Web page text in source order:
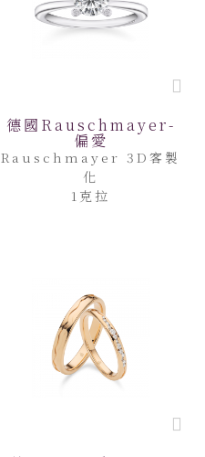
德國Rauschmayer-
偏愛
Rauschmayer 3D客製
化
1克拉